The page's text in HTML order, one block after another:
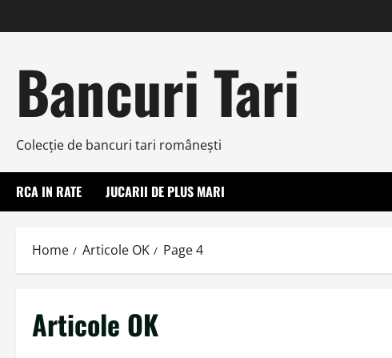
to
Bancuri Tari
Colecţie de bancuri tari româneşti
RCA IN RATE JUCARII DE PLUS MARI
Home Articole OK Page 4
Articole OK